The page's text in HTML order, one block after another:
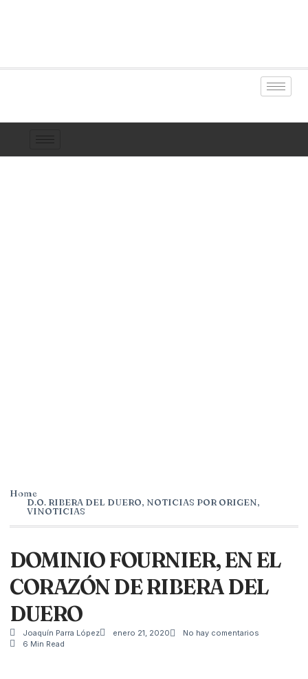
Home
D.O. RIBERA DEL DUERO, NOTICIAS POR ORIGEN,
VINOTICIAS
DOMINIO FOURNIER, EN EL
CORAZÓN DE RIBERA DEL
DUERO
Joaquín Parra López enero 21, 2020
No hay comentarios
6 Min Read